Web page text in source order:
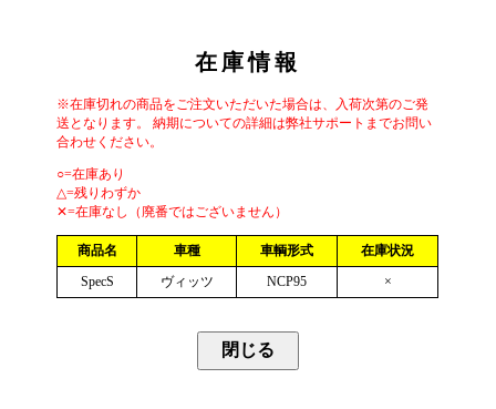
在庫情報
※在庫切れの商品をご注文いただいた場合は、入荷次第のご発
送となります。 納期についての詳細は弊社サポートまでお問い
合わせください。
○=在庫あり
△=残りわずか
✕=在庫なし（廃番ではございません）
商品名 車種 車輌形式
在庫状況
SpecS
ヴィッツ NCP95 ×